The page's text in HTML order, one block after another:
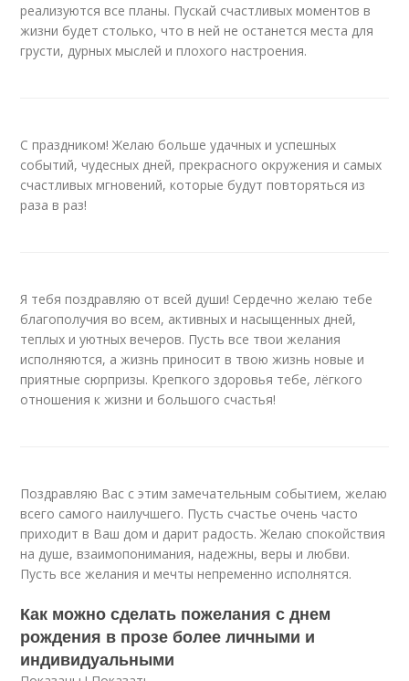
реализуются все планы. Пускай счастливых моментов в
жизни будет столько, что в ней не останется места для
грусти, дурных мыслей и плохого настроения.
С праздником! Желаю больше удачных и успешных
событий, чудесных дней, прекрасного окружения и самых
счастливых мгновений, которые будут повторяться из
раза в раз!
Я тебя поздравляю от всей души! Сердечно желаю тебе
благополучия во всем, активных и насыщенных дней,
теплых и уютных вечеров. Пусть все твои желания
исполняются, а жизнь приносит в твою жизнь новые и
приятные сюрпризы. Крепкого здоровья тебе, лёгкого
отношения к жизни и большого счастья!
Поздравляю Вас с этим замечательным событием, желаю
всего самого наилучшего. Пусть счастье очень часто
приходит в Ваш дом и дарит радость. Желаю спокойствия
на душе, взаимопонимания, надежны, веры и любви.
Пусть все желания и мечты непременно исполнятся.
Как можно сделать пожелания с днем
рождения в прозе более личными и
индивидуальными